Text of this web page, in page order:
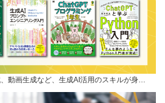
動画生成など、生成AI活用のスキルが身…